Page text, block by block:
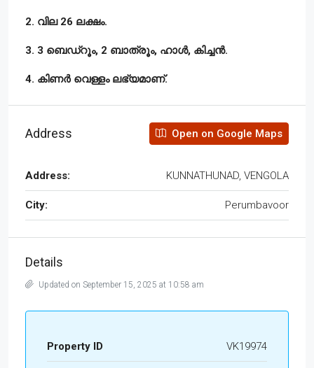
2. വില 26 ലക്ഷം.
3. 3 ബെഡ്‌റൂം, 2 ബാത്രൂം, ഹാൾ, കിച്ചൻ.
4. കിണർ വെള്ളം ലഭ്യമാണ്.
Address Open on Google Maps
Address: KUNNATHUNAD, VENGOLA
City: Perumbavoor
Details
Updated on September 15, 2025 at 10:58 am
Property ID VK19974